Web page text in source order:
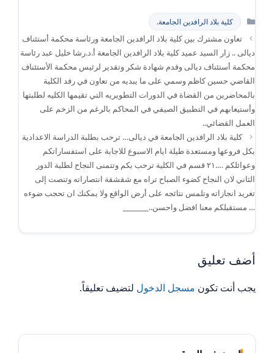
التصنيفات
كلية بلاد الرافدين الجامعة.
تعاون مشترك بين كلية بلاد الرافدين الجامعة ورئاسة محكمة أستئناف
ديالى .. زار السيد عميد كلية بلاد الرافدين الجامعة أ.د.رشا خليل عبد رئاسة
محكمة أستئناف ديالى وقدم شهادة شكر وتقدير لرئيس محكمة الأستئناف
القاضي حسين كاظم وسمي على ما يبديه من تعاون في رفد الكلية
بالمحاضرين من القضاة في الدورات التطويريه التي تقيمها الكليه لطلبتها
وأستيعابهم في التطبيق الصيفي في المحاكم بالرغم من الزخم على
العمل القضائي..
كلية بلاد الرافدين الجامعة في ديالى… ترحب بطلبة الدراسة الاعدادية
بكل فروعها ومستعدة طيلة ايام الاسبوع للاجابة على استفساراتكم
وعوائلكم ….٢١ قسم في الكلية ترحب بكم وتتمنى النجاح لطلبة الدور
الثاني لان النجاح كضوء الصباح تراه مع شقشقة انتصاراته وتنصت إلى
تغريد انجازاته وتلمس نتائجه على أرض الواقع ولا يمكنك ان تحجب ضوءه
… مستقبلكم معنا افضل واحسن.._______
أضف تعليق
يجب أنت تكون مسجل الدخول لتضيف تعليقاً.